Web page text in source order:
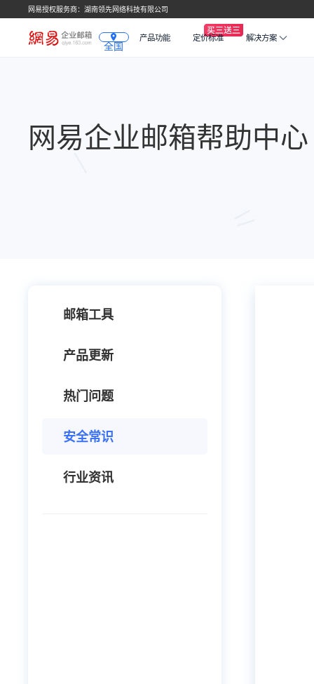
网易授权服务商：湖南领先网络科技有限公司
全国
产品功能 定价标准 解决方案
网易企业邮箱帮助中心
邮箱工具
产品更新
热门问题
安全常识
行业资讯